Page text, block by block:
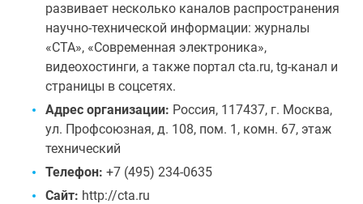
развивает несколько каналов распространения
научно-технической информации: журналы
«СТА», «Современная электроника»,
видеохостинги, а также портал cta.ru, tg-канал и
страницы в соцсетях.
Адрес организации: Россия, 117437, г. Москва,
ул. Профсоюзная, д. 108, пом. 1, комн. 67, этаж
технический
Телефон: +7 (495) 234-0635
Сайт: http://cta.ru